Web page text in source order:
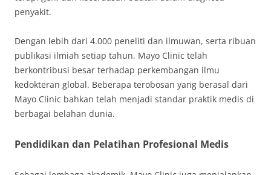
penyakit.
Dengan lebih dari 4.000 peneliti dan ilmuwan, serta ribuan
publikasi ilmiah setiap tahun, Mayo Clinic telah
berkontribusi besar terhadap perkembangan ilmu
kedokteran global. Beberapa terobosan yang berasal dari
Mayo Clinic bahkan telah menjadi standar praktik medis di
berbagai belahan dunia.
Pendidikan dan Pelatihan Profesional Medis